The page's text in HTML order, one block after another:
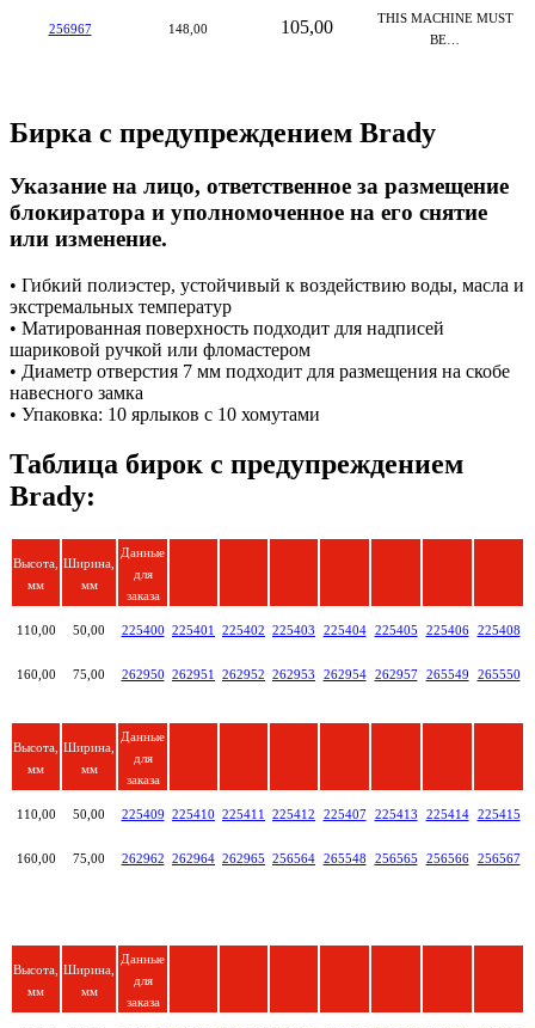
256967 148,00 105,00
THIS MACHINE MUST
BE…
Бирка с предупреждением Brady
Указание на лицо, ответственное за размещение
блокиратора и уполномоченное на его снятие
или изменение.
• Гибкий полиэстер, устойчивый к воздействию воды, масла и
экстремальных температур
• Матированная поверхность подходит для надписей
шариковой ручкой или фломастером
• Диаметр отверстия 7 мм подходит для размещения на скобе
навесного замка
• Упаковка: 10 ярлыков с 10 хомутами
Таблица бирок с предупреждением
Brady:
Высота,
мм
Ширина,
мм
Данные
для
заказа
110,00 50,00 225400 225401 225402 225403 225404 225405 225406 225408
160,00 75,00 262950 262951 262952 262953 262954 262957 265549 265550
Высота,
мм
Ширина,
мм
Данные
для
заказа
110,00 50,00 225409 225410 225411 225412 225407 225413 225414 225415
160,00 75,00 262962 262964 262965 256564 265548 256565 256566 256567
Высота,
мм
Ширина,
мм
Данные
для
заказа